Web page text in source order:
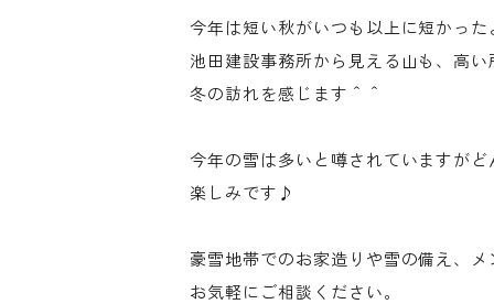
今年は短い秋がいつも以上に短かった
池田建設事務所から見える山も、高い
冬の訪れを感じます＾＾
今年の雪は多いと噂されていますがど
楽しみです♪
豪雪地帯でのお家造りや雪の備え、
お気軽にご相談ください。